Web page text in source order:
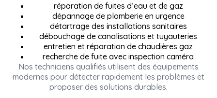
réparation de fuites d’eau et de gaz
dépannage de plomberie en urgence
détartrage des installations sanitaires
débouchage de canalisations et tuyauteries
entretien et réparation de chaudières gaz
recherche de fuite avec inspection caméra
Nos techniciens qualifiés utilisent des équipements
modernes pour détecter rapidement les problèmes et
proposer des solutions durables.